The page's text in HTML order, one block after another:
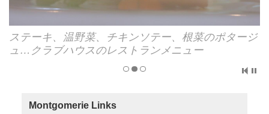
ステーキ、温野菜、チキンソテー、根菜のポタージ
ュ…クラブハウスのレストランメニュー
Montgomerie Links